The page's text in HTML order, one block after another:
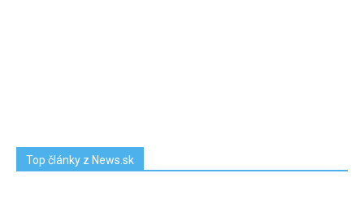
Top články z News.sk